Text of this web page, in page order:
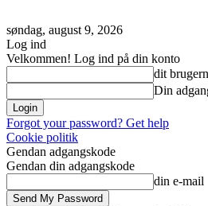
søndag, august 9, 2026
Log ind
Velkommen! Log ind på din konto
dit
Din
Forgot your password? Get help
Cookie politik
Gendan adgangskode
Gendan din adgangskode
din e-mail